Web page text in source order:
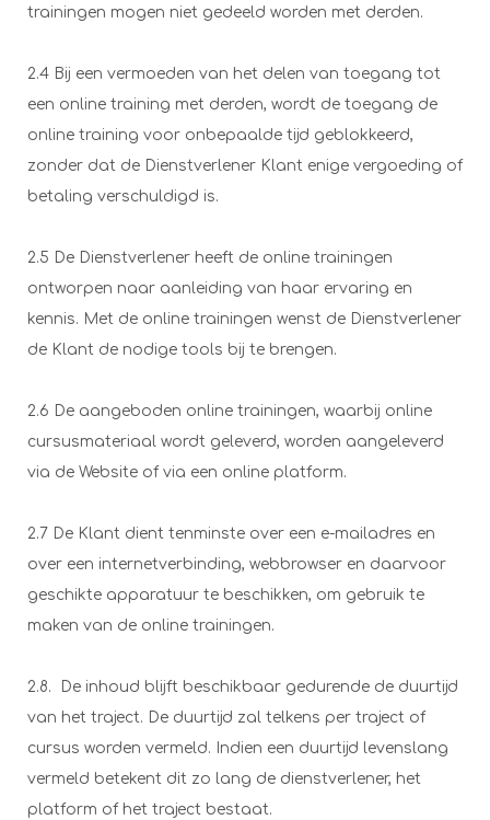
trainingen mogen niet gedeeld worden met derden.
2.4 Bij een vermoeden van het delen van toegang tot
een online training met derden, wordt de toegang de
online training voor onbepaalde tijd geblokkeerd,
zonder dat de Dienstverlener Klant enige vergoeding of
betaling verschuldigd is.
2.5 De Dienstverlener heeft de online trainingen
ontworpen naar aanleiding van haar ervaring en
kennis. Met de online trainingen wenst de Dienstverlener
de Klant de nodige tools bij te brengen.
2.6 De aangeboden online trainingen, waarbij online
cursusmateriaal wordt geleverd, worden aangeleverd
via de Website of via een online platform.
2.7 De Klant dient tenminste over een e-mailadres en
over een internetverbinding, webbrowser en daarvoor
geschikte apparatuur te beschikken, om gebruik te
maken van de online trainingen.
2.8. De inhoud blijft beschikbaar gedurende de duurtijd
van het traject. De duurtijd zal telkens per traject of
cursus worden vermeld. Indien een duurtijd levenslang
vermeld betekent dit zo lang de dienstverlener, het
platform of het traject bestaat.